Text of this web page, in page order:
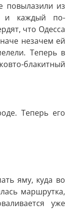
повылазили из
и каждый по-
что Одесса
незачем ей
Теперь в
блакитный
Теперь его
яму, куда во
маршрутка,
уже